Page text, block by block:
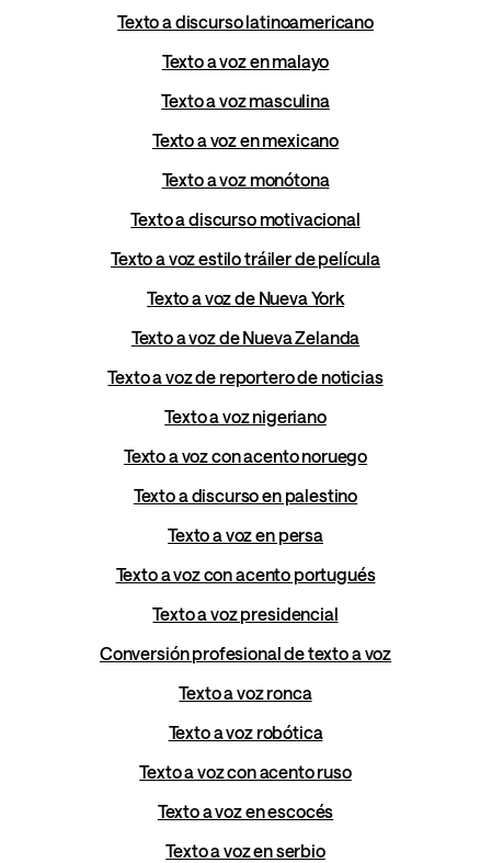
Texto a discurso latinoamericano
Texto a voz en malayo
Texto a voz masculina
Texto a voz en mexicano
Texto a voz monótona
Texto a discurso motivacional
Texto a voz estilo tráiler de película
Texto a voz de Nueva York
Texto a voz de Nueva Zelanda
Texto a voz de reportero de noticias
Texto a voz nigeriano
Texto a voz con acento noruego
Texto a discurso en palestino
Texto a voz en persa
Texto a voz con acento portugués
Texto a voz presidencial
Conversión profesional de texto a voz
Texto a voz ronca
Texto a voz robótica
Texto a voz con acento ruso
Texto a voz en escocés
Texto a voz en serbio